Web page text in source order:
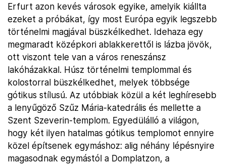
Erfurt azon kevés városok egyike, amelyik kiállta
ezeket a próbákat, így most Európa egyik legszebb
történelmi magjával büszkélkedhet. Idehaza egy
megmaradt középkori ablakkerettől is lázba jövök,
ott viszont tele van a város reneszánsz
lakóházakkal. Húsz történelmi templommal és
kolostorral büszkélkedhet, melyek többsége
gótikus stílusú. Az utóbbiak közül a két leghíresebb
a lenyűgöző Szűz Mária-katedrális és mellette a
Szent Szeverin-templom. Egyedülálló a világon,
hogy két ilyen hatalmas gótikus templomot ennyire
közel építsenek egymáshoz: alig néhány lépésnyire
magasodnak egymástól a Domplatzon, a